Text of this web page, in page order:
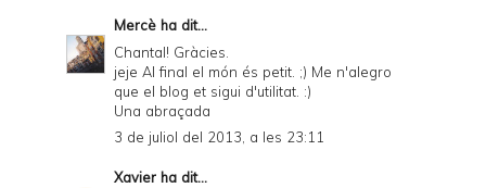
Mercè ha dit...
Chantal! Gràcies.
jeje Al final el món és petit. ;) Me n'alegro
que el blog et sigui d'utilitat. :)
Una abraçada
3 de juliol del 2013, a les 23:11
Xavier ha dit...